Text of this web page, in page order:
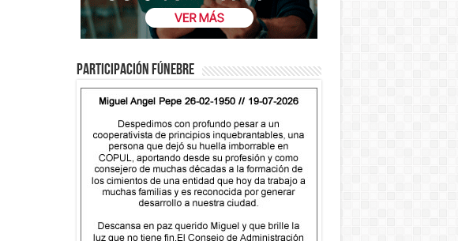
Participación fúnebre